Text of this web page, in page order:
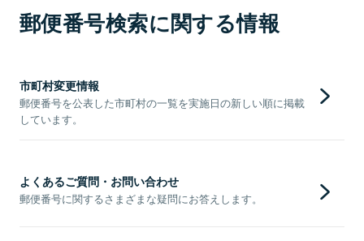
郵便番号検索に関する情報
市町村変更情報
郵便番号を公表した市町村の一覧を実施日の新しい順に掲載
しています。
よくあるご質問・お問い合わせ
郵便番号に関するさまざまな疑問にお答えします。